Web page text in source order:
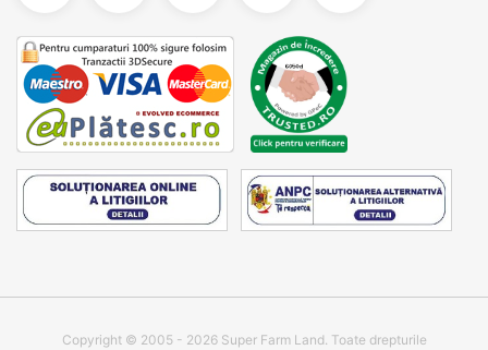
Copyright © 2005 - 2026 Super Farm Land. Toate drepturile